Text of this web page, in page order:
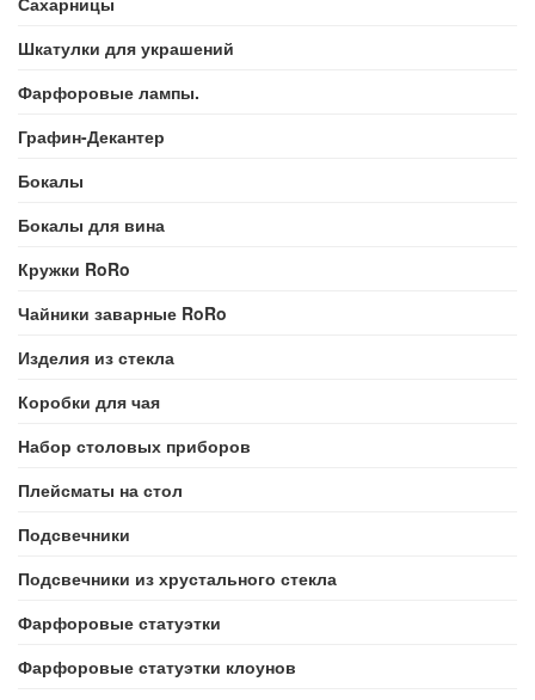
Шкатулки для украшений
Фарфоровые лампы.
Графин-Декантер
Бокалы
Бокалы для вина
Кружки RoRo
Чайники заварные RoRo
Изделия из стекла
Коробки для чая
Набор столовых приборов
Плейсматы на стол
Подсвечники
Подсвечники из хрустального стекла
Фарфоровые статуэтки
Фарфоровые статуэтки клоунов